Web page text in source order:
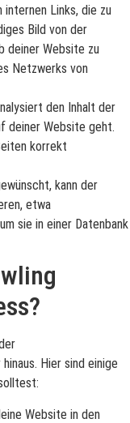
internen Links, die zu
Bild von der
deiner Website zu
Netzwerks von
den Inhalt der
deiner Website geht.
korrekt
kann der
etwa
sie in einer Datenbank
Hier sind einige
Website in den